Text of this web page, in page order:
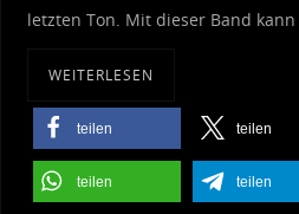
letzten Ton. Mit dieser Band kann
WEITERLESEN
teilen teilen
teilen teilen